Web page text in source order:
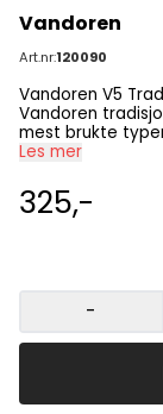
Vandoren
Art.nr:120090
Vandoren V5
Vandoren
mest brukte
Les mer
325,-
-